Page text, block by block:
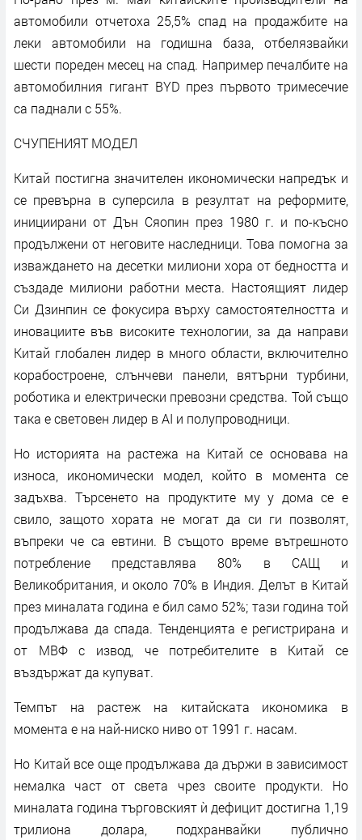
автомобили отчетоха 25,5% спад на продажбите на
леки автомобили на годишна база, отбелязвайки
шести пореден месец на спад. Например печалбите на
автомобилния гигант BYD през първото тримесечие
са паднали с 55%.
СЧУПЕНИЯТ МОДЕЛ
Китай постигна значителен икономически напредък и
се превърна в суперсила в резултат на реформите,
инициирани от Дън Сяопин през 1980 г. и по-късно
продължени от неговите наследници. Това помогна за
изваждането на десетки милиони хора от бедността и
създаде милиони работни места. Настоящият лидер
Си Дзинпин се фокусира върху самостоятелността и
иновациите във високите технологии, за да направи
Китай глобален лидер в много области, включително
корабостроене, слънчеви панели, вятърни турбини,
роботика и електрически превозни средства. Той също
така е световен лидер в AI и полупроводници.
Но историята на растежа на Китай се основава на
износа, икономически модел, който в момента се
задъхва. Търсенето на продуктите му у дома се е
свило, защото хората не могат да си ги позволят,
въпреки че са евтини. В същото време вътрешното
потребление представлява 80% в САЩ и
Великобритания, и около 70% в Индия. Делът в Китай
през миналата година е бил само 52%; тази година той
продължава да спада. Тенденцията е регистрирана и
от МВФ с извод, че потребителите в Китай се
въздържат да купуват.
Темпът на растеж на китайската икономика в
момента е на най-ниско ниво от 1991 г. насам.
Но Китай все още продължава да държи в зависимост
немалка част от света чрез своите продукти. Но
миналата година търговският ѝ дефицит достигна 1,19
трилиона долара, подхранвайки публично